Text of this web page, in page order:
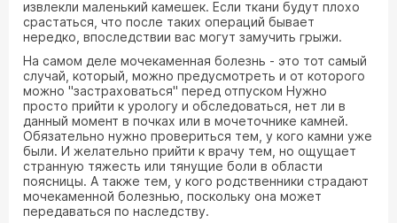
извлекли маленький камешек. Если ткани будут плохо
срастаться, что после таких операций бывает
нередко, впоследствии вас могут замучить грыжи.
На самом деле мочекаменная болезнь - это тот самый
случай, который, можно предусмотреть и от которого
можно "застраховаться" перед отпуском Нужно
просто прийти к урологу и обследоваться, нет ли в
данный момент в почках или в мочеточнике камней.
Обязательно нужно провериться тем, у кого камни уже
были. И желательно прийти к врачу тем, но ощущает
странную тяжесть или тянущие боли в области
поясницы. А также тем, у кого родственники страдают
мочекаменной болезнью, поскольку она может
передаваться по наследству.